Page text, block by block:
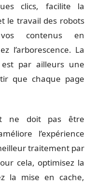
clics, facilite la
le travail des robots
vos contenus en
l’arborescence. La
est par ailleurs une
que chaque page
ne doit pas être
l’expérience
traitement par
cela, optimisez la
la mise en cache,